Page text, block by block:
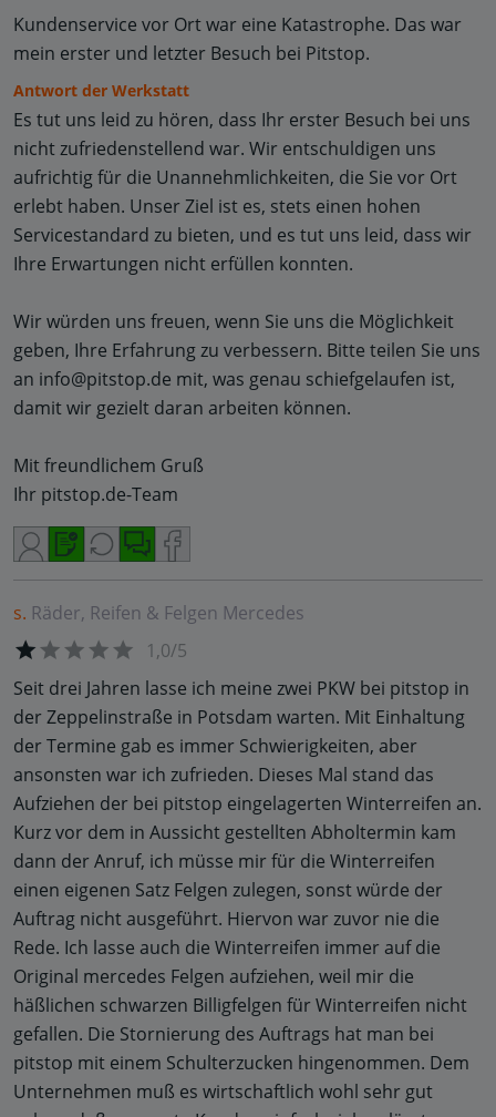
Kundenservice vor Ort war eine Katastrophe. Das war
mein erster und letzter Besuch bei Pitstop.
Antwort der Werkstatt
Es tut uns leid zu hören, dass Ihr erster Besuch bei uns
nicht zufriedenstellend war. Wir entschuldigen uns
aufrichtig für die Unannehmlichkeiten, die Sie vor Ort
erlebt haben. Unser Ziel ist es, stets einen hohen
Servicestandard zu bieten, und es tut uns leid, dass wir
Ihre Erwartungen nicht erfüllen konnten.
Wir würden uns freuen, wenn Sie uns die Möglichkeit
geben, Ihre Erfahrung zu verbessern. Bitte teilen Sie uns
an info@pitstop.de mit, was genau schiefgelaufen ist,
damit wir gezielt daran arbeiten können.
Mit freundlichem Gruß
Ihr pitstop.de-Team
s. Räder, Reifen & Felgen Mercedes
1,0/5
Seit drei Jahren lasse ich meine zwei PKW bei pitstop in
der Zeppelinstraße in Potsdam warten. Mit Einhaltung
der Termine gab es immer Schwierigkeiten, aber
ansonsten war ich zufrieden. Dieses Mal stand das
Aufziehen der bei pitstop eingelagerten Winterreifen an.
Kurz vor dem in Aussicht gestellten Abholtermin kam
dann der Anruf, ich müsse mir für die Winterreifen
einen eigenen Satz Felgen zulegen, sonst würde der
Auftrag nicht ausgeführt. Hiervon war zuvor nie die
Rede. Ich lasse auch die Winterreifen immer auf die
Original mercedes Felgen aufziehen, weil mir die
häßlichen schwarzen Billigfelgen für Winterreifen nicht
gefallen. Die Stornierung des Auftrags hat man bei
pitstop mit einem Schulterzucken hingenommen. Dem
Unternehmen muß es wirtschaftlich wohl sehr gut